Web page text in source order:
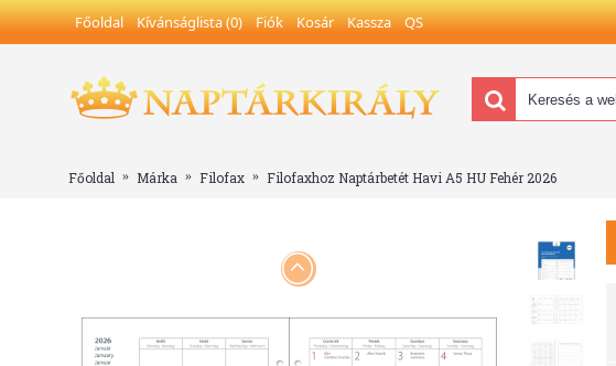
Főoldal Kívánságlista (0) Fiók Kosár Kassza QS
Főoldal Márka Filofax Filofaxhoz Naptárbetét Havi A5 HU Fehér 2026